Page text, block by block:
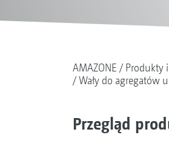
AMAZONE Produkty
Wały do agregatów
Przegląd